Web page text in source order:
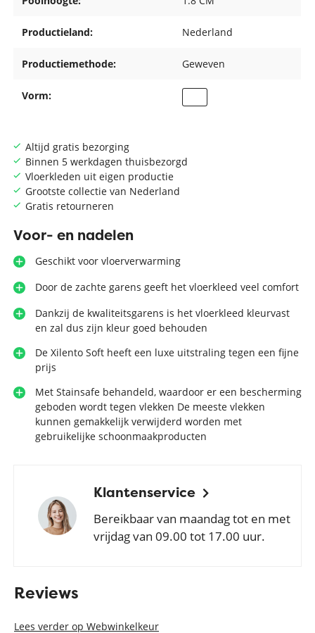
Altijd gratis bezorging
Binnen 5 werkdagen thuisbezorgd
Vloerkleden uit eigen productie
Grootste collectie van Nederland
Gratis retourneren
Voor- en nadelen
Geschikt voor vloerverwarming
Door de zachte garens geeft het vloerkleed veel comfort
Dankzij de kwaliteitsgarens is het vloerkleed kleurvast
en zal dus zijn kleur goed behouden
De Xilento Soft heeft een luxe uitstraling tegen een fijne
prijs
Met Stainsafe behandeld, waardoor er een bescherming
geboden wordt tegen vlekken De meeste vlekken
kunnen gemakkelijk verwijderd worden met
gebruikelijke schoonmaakproducten
Klantenservice
Bereikbaar van maandag tot en met
vrijdag van 09.00 tot 17.00 uur.
Productieland: Nederland
Productiemethode: Geweven
Vorm:
Reviews
Lees verder op Webwinkelkeur